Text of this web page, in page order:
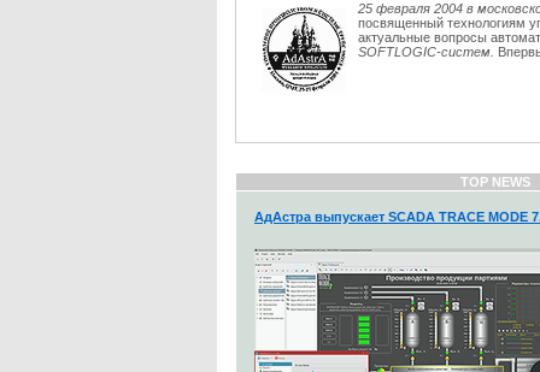
25 февраля 2004 в
посвященный технологиям
актуальные вопросы
SOFTLOGIC-систем.
TOP NEWS
АдАстра выпускает SCADA TRACE MODE